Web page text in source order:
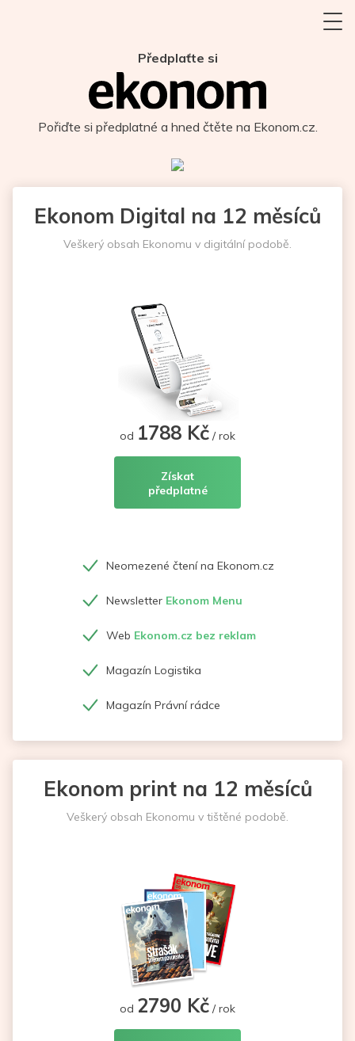
Předplaťte si
Pořiďte si předplatné a hned čtěte na Ekonom.cz.
Ekonom Digital na 12 měsíců
Veškerý obsah Ekonomu v digitální podobě.
od 1788 Kč / rok
Získat
předplatné
Neomezené čtení na Ekonom.cz
Newsletter Ekonom Menu
Web Ekonom.cz bez reklam
Magazín Logistika
Magazín Právní rádce
Ekonom print na 12 měsíců
Veškerý obsah Ekonomu v tištěné podobě.
od 2790 Kč / rok